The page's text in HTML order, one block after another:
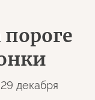
декабря